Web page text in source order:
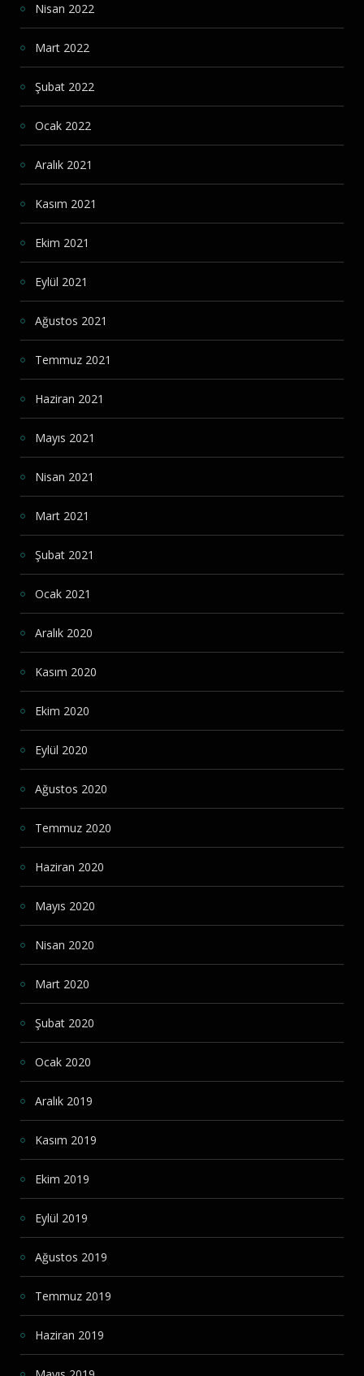
Nisan 2022
Mart 2022
Şubat 2022
Ocak 2022
Aralık 2021
Kasım 2021
Ekim 2021
Eylül 2021
Ağustos 2021
Temmuz 2021
Haziran 2021
Mayıs 2021
Nisan 2021
Mart 2021
Şubat 2021
Ocak 2021
Aralık 2020
Kasım 2020
Ekim 2020
Eylül 2020
Ağustos 2020
Temmuz 2020
Haziran 2020
Mayıs 2020
Nisan 2020
Mart 2020
Şubat 2020
Ocak 2020
Aralık 2019
Kasım 2019
Ekim 2019
Eylül 2019
Ağustos 2019
Temmuz 2019
Haziran 2019